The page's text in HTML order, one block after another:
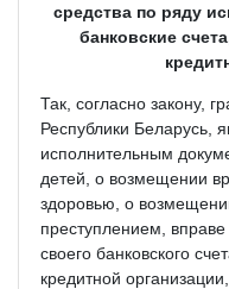
средства по ряду
банковские
Так, согласно закону,
Республики Беларусь,
исполнительным
детей, о возмещении
здоровью, о
преступлением, вправе
своего банковского
кредитной